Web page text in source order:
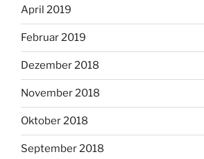
April 2019
Februar 2019
Dezember 2018
November 2018
Oktober 2018
September 2018